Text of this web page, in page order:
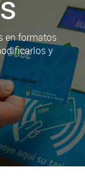
en formatos
y